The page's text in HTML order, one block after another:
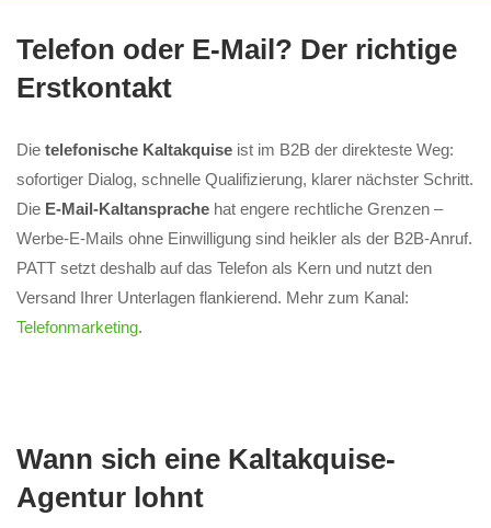
Telefon oder E-Mail? Der richtige
Erstkontakt
Die telefonische Kaltakquise ist im B2B der direkteste Weg:
sofortiger Dialog, schnelle Qualifizierung, klarer nächster Schritt.
Die E-Mail-Kaltansprache hat engere rechtliche Grenzen –
Werbe-E-Mails ohne Einwilligung sind heikler als der B2B-Anruf.
PATT setzt deshalb auf das Telefon als Kern und nutzt den
Versand Ihrer Unterlagen flankierend. Mehr zum Kanal:
Telefonmarketing.
Wann sich eine Kaltakquise-
Agentur lohnt